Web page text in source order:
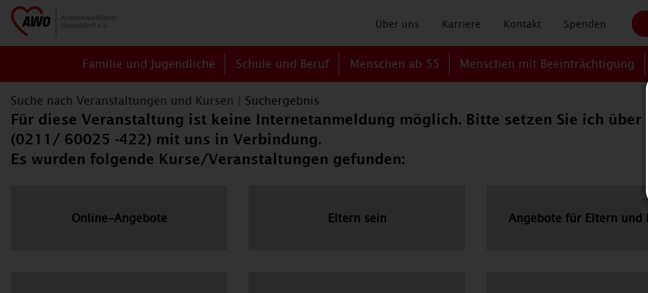
Über uns Karriere Kontakt Spenden
Familie und Jugendliche Schule und Beruf Menschen ab 55 Menschen mit Beeinträchtigung
Suche nach Veranstaltungen und Kursen Suchergebnis
Für diese Veranstaltung ist keine Internetanmeldung möglich. Bitte setzen Sie ich
(0211/ 60025 -422) mit uns in Verbindung.
Es wurden folgende Kurse/Veranstaltungen gefunden:
Online-Angebote Eltern sein Angebote für Eltern und